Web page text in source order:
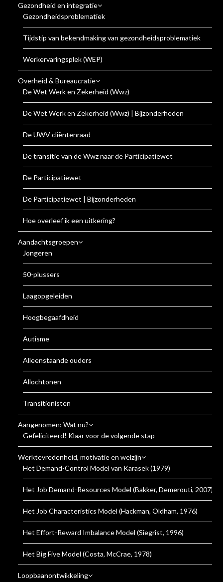
Gezondheid en integratie
Gezondheidsproblematiek
Tijdstip van bekendmaking van gezondheidsproblematiek
Werkervaringsplek (WEP)
Overheid & Bureaucratie
De Wet Werk en Zekerheid (Wwz)
De Wet Werk en Zekerheid (Wwz) | Bijzonderheden
De UWV cliëntenraad
De transitie van de Wwz naar de Participatiewet
De Participatiewet
De Participatiewet | Bijzonderheden
Hoe overleef ik een uitkering?
Aandachtsgroepen
Jongeren
50-plussers
Laagopgeleiden
Hoogbegaafdheid
Autisme
Alleenstaande ouders
Allochtonen
Transitionisten
Aangenomen: Wat nu?
Gefeliciteerd! Klaar voor de volgende stap
Werktevredenheid, motivatie en welzijn
Het Demand-Control Model van Karasek (1979)
Het Job Demand-Resources Model (Bakker, Demerouti, 2007)
Het Job Characteristics Model (Hackman, Oldham, 1976)
Het Effort-Reward Imbalance Model (Siegrist, 1996)
Het Big Five Model (Costa, McCrae, 1978)
Loopbaanontwikkeling